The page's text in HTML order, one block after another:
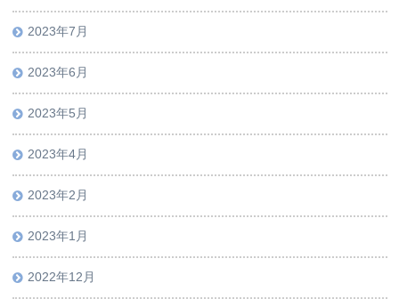
2023年7月
2023年6月
2023年5月
2023年4月
2023年2月
2023年1月
2022年12月